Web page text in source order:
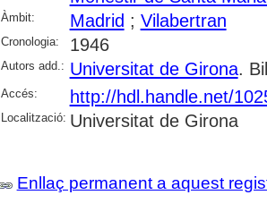
Àmbit: Madrid ; Vilabertran
Cronologia: 1946
Autors add.: Universitat de Girona.
Accés: http://hdl.handle.net/
Localització: Universitat de Girona
Enllaç permanent a aquest